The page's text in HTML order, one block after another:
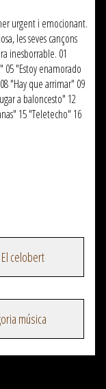
urgent i emocionant.
les seves cançons
inesborrable. 01
05 "Estoy enamorado
"Hay que arrimar" 09
a baloncesto" 12
15 "Teletecho" 16
celobert
música